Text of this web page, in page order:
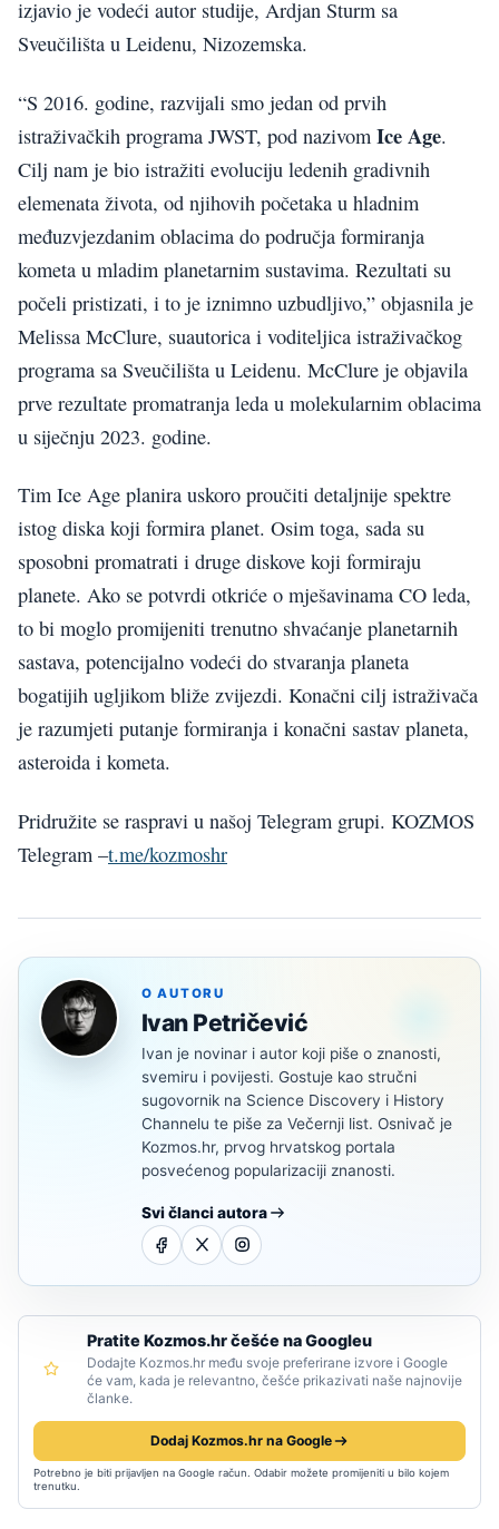
izjavio je vodeći autor studije, Ardjan Sturm sa
Sveučilišta u Leidenu, Nizozemska.
“S 2016. godine, razvijali smo jedan od prvih
istraživačkih programa JWST, pod nazivom Ice Age.
Cilj nam je bio istražiti evoluciju ledenih gradivnih
elemenata života, od njihovih početaka u hladnim
međuzvjezdanim oblacima do područja formiranja
kometa u mladim planetarnim sustavima. Rezultati su
počeli pristizati, i to je iznimno uzbudljivo,” objasnila je
Melissa McClure, suautorica i voditeljica istraživačkog
programa sa Sveučilišta u Leidenu. McClure je objavila
prve rezultate promatranja leda u molekularnim oblacima
u siječnju 2023. godine.
Tim Ice Age planira uskoro proučiti detaljnije spektre
istog diska koji formira planet. Osim toga, sada su
sposobni promatrati i druge diskove koji formiraju
planete. Ako se potvrdi otkriće o mješavinama CO leda,
to bi moglo promijeniti trenutno shvaćanje planetarnih
sastava, potencijalno vodeći do stvaranja planeta
bogatijih ugljikom bliže zvijezdi. Konačni cilj istraživača
je razumjeti putanje formiranja i konačni sastav planeta,
asteroida i kometa.
Pridružite se raspravi u našoj Telegram grupi. KOZMOS
Telegram –t.me/kozmoshr
O AUTORU
Ivan Petričević
Ivan je novinar i autor koji piše o znanosti,
svemiru i povijesti. Gostuje kao stručni
sugovornik na Science Discovery i History
Channelu te piše za Večernji list. Osnivač je
Kozmos.hr, prvog hrvatskog portala
posvećenog popularizaciji znanosti.
Svi članci autora
Pratite Kozmos.hr češće na Googleu
Dodajte Kozmos.hr među svoje preferirane izvore i Google
će vam, kada je relevantno, češće prikazivati naše najnovije
članke.
Dodaj Kozmos.hr na Google
Potrebno je biti prijavljen na Google račun. Odabir možete promijeniti u bilo kojem
trenutku.